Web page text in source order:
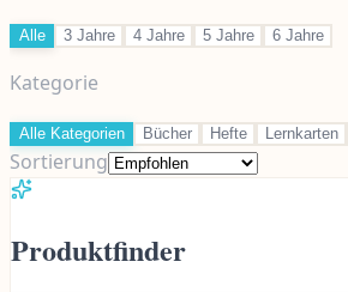
Alle 3 Jahre 4 Jahre 5 Jahre 6 Jahre
Kategorie
Alle Kategorien Bücher Hefte Lernkarten
Sortierung
Produktfinder